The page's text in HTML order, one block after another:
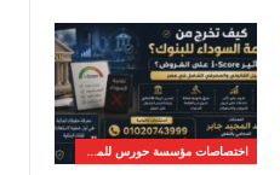
اختصاصات مؤسسة حورس للمحاماه